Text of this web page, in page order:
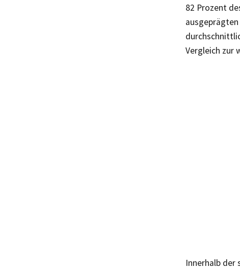
82 Prozent
Vergleich zur
Innerhalb der